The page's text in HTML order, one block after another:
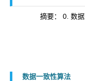
摘要： 0. 数
数据一致性算法